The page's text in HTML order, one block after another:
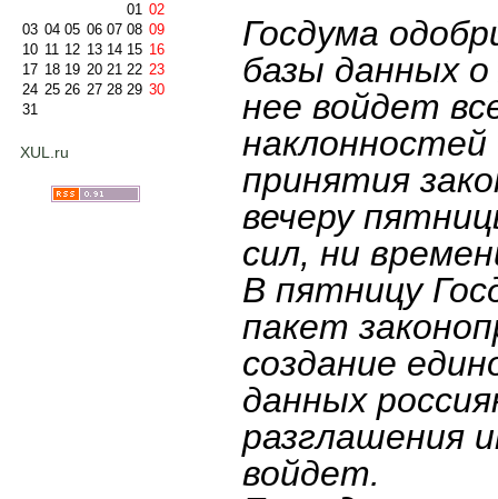
01 02
03 04 05 06 07 08 09
10 11 12 13 14 15 16
17 18 19 20 21 22 23
24 25 26 27 28 29 30
31
XUL.ru
Госдума
базы данных
нее войдет
принятия
вечеру
сил, ни
В пятницу
пакет
создание
данных
разглашения
войдет.